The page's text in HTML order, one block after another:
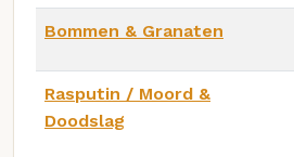
Bommen & Granaten
Rasputin / Moord &
Doodslag